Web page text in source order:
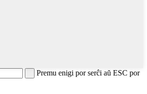
Premu enigi por serĉi aŭ ESC por